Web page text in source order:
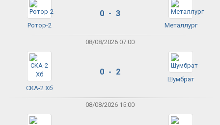
Ротор-2
0 - 3
Металлург
08/08/2026 07:00
СКА-2 Хб
0 - 2
Шумбрат
08/08/2026 15:00